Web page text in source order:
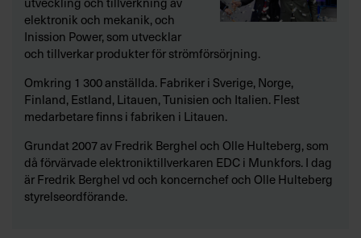
elektronik och mekanik, och
Inission Power, som utvecklar
och tillverkar produkter för strömförsörjning.
Omkring 1 300 anställda. Fabriker i Sverige, Norge,
Finland, Estland, Litauen, Tunisien och Italien. Flest
medarbetare finns i fabriken i Litauen.
Grundat 2007 av Fredrik Berghel och Olle Hulteberg, som
då förvärvade elektroniktillverkaren EDC i Munkfors. I dag
är Fredrik Berghel vd och koncernchef och Olle Hulteberg
styrelseordförande.